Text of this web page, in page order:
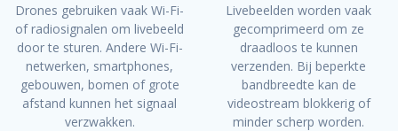
Drones gebruiken vaak Wi-Fi-
of radiosignalen om livebeeld
door te sturen. Andere Wi-Fi-
netwerken, smartphones,
gebouwen, bomen of grote
afstand kunnen het signaal
verzwakken.
Livebeelden worden vaak
gecomprimeerd om ze
draadloos te kunnen
verzenden. Bij beperkte
bandbreedte kan de
videostream blokkerig of
minder scherp worden.